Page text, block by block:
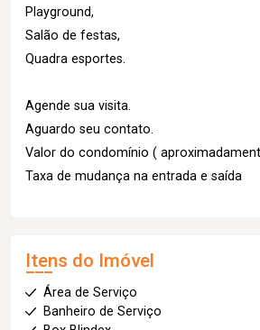
Playground,
Salão de festas,
Quadra esportes.
Agende sua visita.
Aguardo seu contato.
Valor do condomínio (
Taxa de mudança na entrada e saída
Itens do Imóvel
Área de Serviço
Banheiro de Serviço